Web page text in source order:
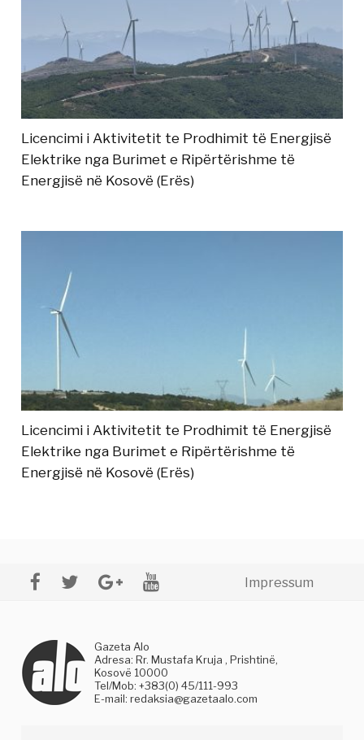
Licencimi i Aktivitetit te Prodhimit të Energjisë
Elektrike nga Burimet e Ripërtërishme të
Energjisë në Kosovë (Erës)
Licencimi i Aktivitetit te Prodhimit të Energjisë
Elektrike nga Burimet e Ripërtërishme të
Energjisë në Kosovë (Erës)
Impressum
Gazeta Alo
Adresa: Rr. Mustafa Kruja , Prishtinë,
Kosovë 10000
Tel/Mob: +383(0) 45/111-993
E-mail:redaksia@gazetaalo.com